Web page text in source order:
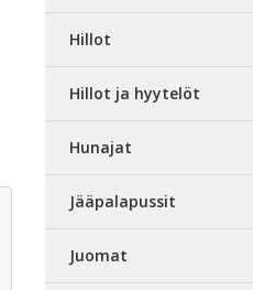
Hillot
Hillot ja hyytelöt
Hunajat
Jääpalapussit
Juomat